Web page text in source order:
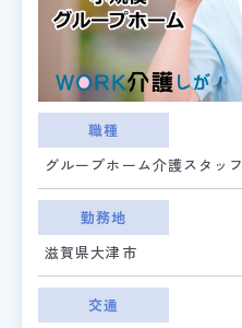
職種
グループホーム介護スタッフ
勤務地
滋賀県大津市
交通